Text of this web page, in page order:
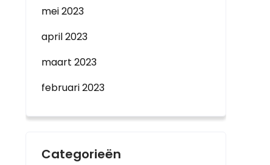
mei 2023
april 2023
maart 2023
februari 2023
Categorieën